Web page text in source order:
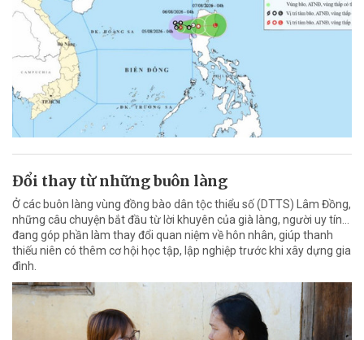
Đổi thay từ những buôn làng
Ở các buôn làng vùng đồng bào dân tộc thiểu số (DTTS) Lâm Đồng,
những câu chuyện bắt đầu từ lời khuyên của già làng, người uy tín…
đang góp phần làm thay đổi quan niệm về hôn nhân, giúp thanh
thiếu niên có thêm cơ hội học tập, lập nghiệp trước khi xây dựng gia
đình.